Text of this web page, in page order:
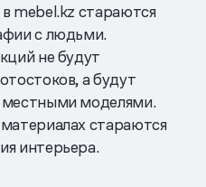
mebel.kz стараются
с людьми.
не будут
а будут
местными моделями.
стараются
интерьера.